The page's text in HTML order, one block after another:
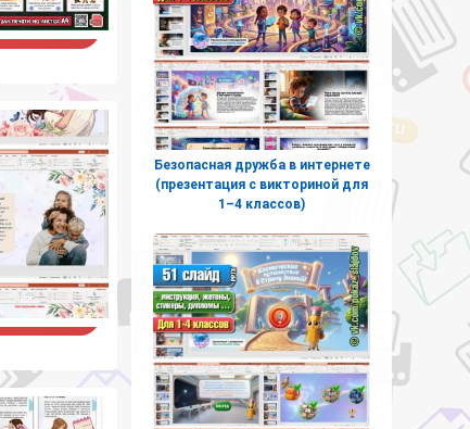
Безопасная дружба в интернете
(презентация с викториной для
1–4 классов)